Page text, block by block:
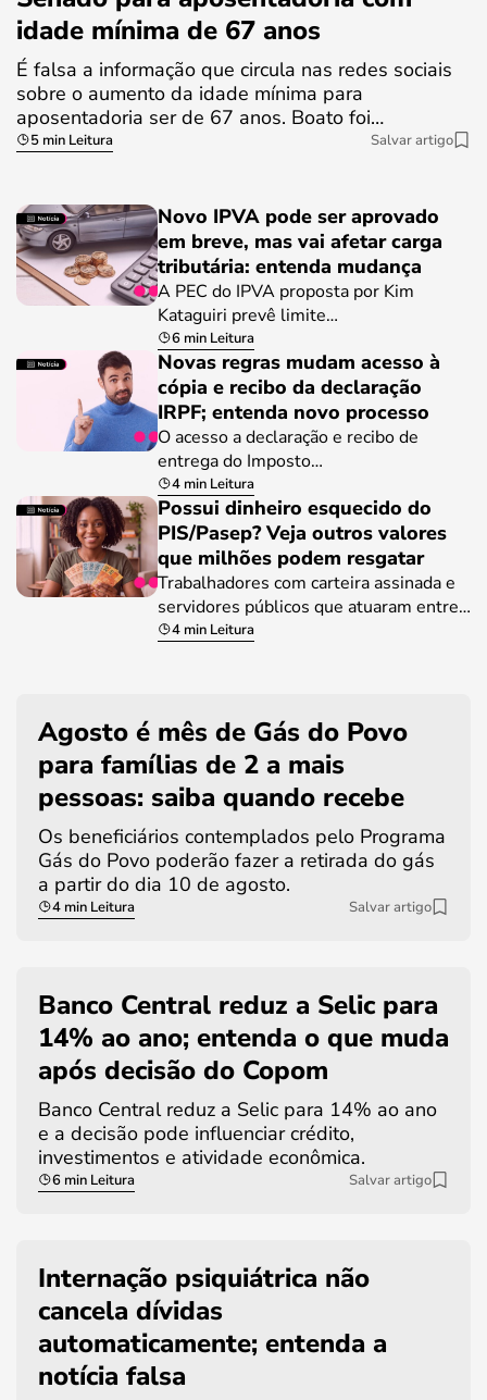
idade mínima de 67 anos
É falsa a informação que circula nas redes sociais
sobre o aumento da idade mínima para
aposentadoria ser de 67 anos. Boato foi…
5 min Leitura Salvar artigo
Novo IPVA pode ser aprovado
em breve, mas vai afetar carga
tributária: entenda mudança
A PEC do IPVA proposta por Kim
Kataguiri prevê limite…
6 min Leitura
Novas regras mudam acesso à
cópia e recibo da declaração
IRPF; entenda novo processo
O acesso a declaração e recibo de
entrega do Imposto…
4 min Leitura
Possui dinheiro esquecido do
PIS/Pasep? Veja outros valores
que milhões podem resgatar
Trabalhadores com carteira assinada e
servidores públicos que atuaram entre…
4 min Leitura
Agosto é mês de Gás do Povo
para famílias de 2 a mais
pessoas: saiba quando recebe
Os beneficiários contemplados pelo Programa
Gás do Povo poderão fazer a retirada do gás
a partir do dia 10 de agosto.
4 min Leitura Salvar artigo
Banco Central reduz a Selic para
14% ao ano; entenda o que muda
após decisão do Copom
Banco Central reduz a Selic para 14% ao ano
e a decisão pode influenciar crédito,
investimentos e atividade econômica.
6 min Leitura Salvar artigo
Internação psiquiátrica não
cancela dívidas
automaticamente; entenda a
notícia falsa